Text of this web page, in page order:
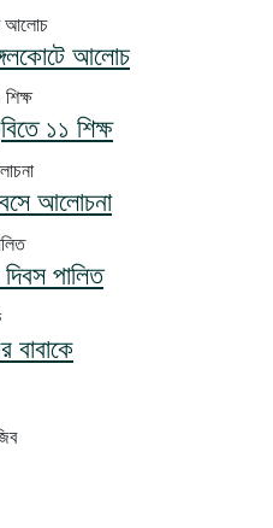
আলোচ
১১ শিক্ষ
আলোচনা
পালিত
বাবাকে